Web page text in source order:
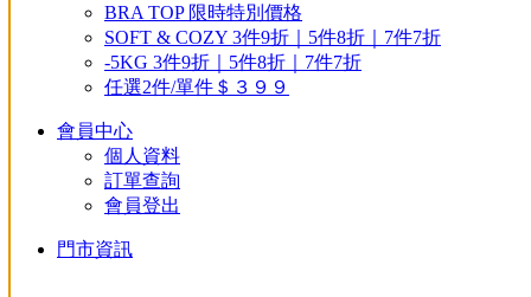
BRA TOP 限時特別價格
SOFT & COZY 3件9折｜5件8折｜7件7折
-5KG 3件9折｜5件8折｜7件7折
任選2件/單件＄３９９
會員中心
個人資料
訂單查詢
會員登出
門市資訊